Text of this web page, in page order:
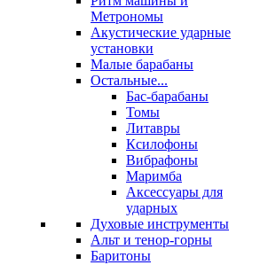
Метрономы
Акустические ударные
установки
Малые барабаны
Остальные...
Бас-барабаны
Томы
Литавры
Ксилофоны
Вибрафоны
Маримба
Аксессуары для
ударных
Духовые инструменты
Альт и тенор-горны
Баритоны